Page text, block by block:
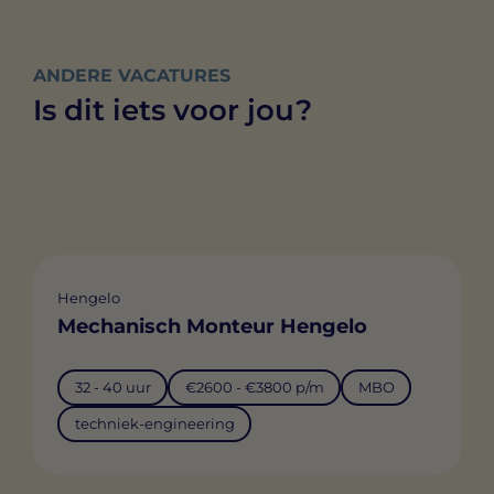
ANDERE VACATURES
Is dit iets voor jou?
Hengelo
Mechanisch Monteur Hengelo
32 - 40 uur €2600 - €3800 p/m MBO
techniek-engineering